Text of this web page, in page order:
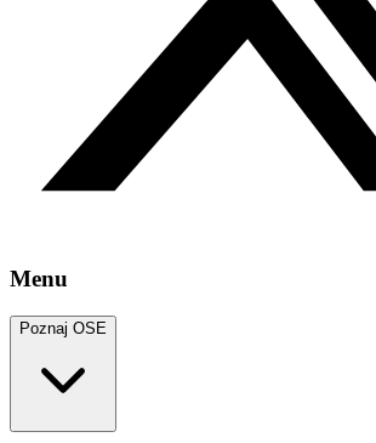
Menu
Poznaj OSE